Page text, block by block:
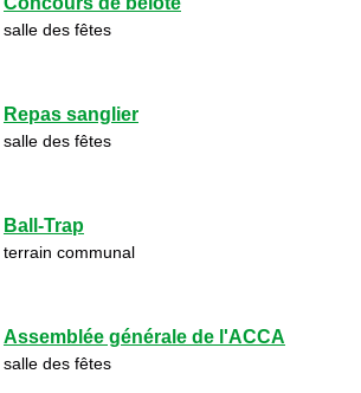
salle des fêtes
Repas sanglier
salle des fêtes
Ball-Trap
terrain communal
Assemblée générale de l'ACCA
salle des fêtes